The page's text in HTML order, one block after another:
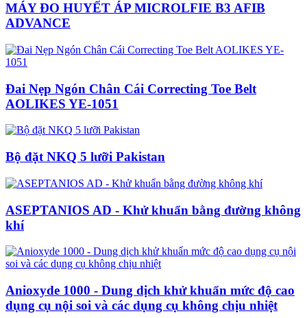
MÁY ĐO HUYẾT ÁP MICROLFIE B3 AFIB
ADVANCE
Đai Nẹp Ngón Chân Cái Correcting Toe Belt
AOLIKES YE-1051
Bộ đặt NKQ 5 lưỡi Pakistan
ASEPTANIOS AD - Khử khuẩn bằng đường không
khí
Anioxyde 1000 - Dung dịch khử khuẩn mức độ cao
dụng cụ nội soi và các dụng cụ không chịu nhiệt